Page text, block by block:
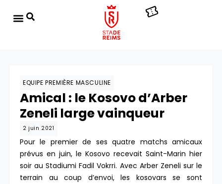
EQUIPE PREMIÈRE MASCULINE
Amical : le Kosovo d’Arber
Zeneli large vainqueur
2 juin 2021
Pour le premier de ses quatre matchs amicaux
prévus en juin, le Kosovo recevait Saint-Marin hier
soir au Stadiumi Fadil Vokrri. Avec Arber Zeneli sur le
terrain au coup d’envoi, les kosovars se sont